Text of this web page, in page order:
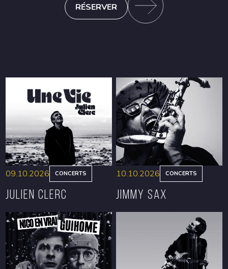
RÉSERVER
RÉSERVER
09.10.2026 CONCERTS
Julien Clerc
RÉSERVER
10.10.2026 CONCERTS
Jimmy Sax